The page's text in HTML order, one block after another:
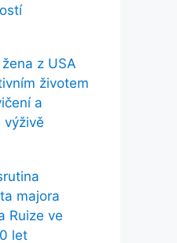
z USA
životem
a
výživě
majora
Ruize ve
let